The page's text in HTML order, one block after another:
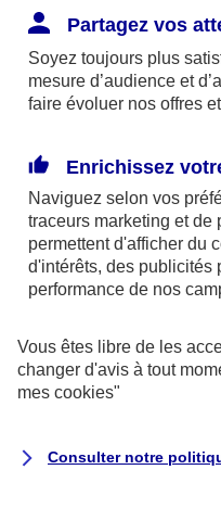
disponibles sur le
AXA France IARD
mandataires
246 et n°13 005
surwww.orias.fr)
AXA Assistance
S.A au capital de
Siège social :
8-10, rue Paul
Partagez vos
Soyez toujours plus
mesure d’audience et
faire évoluer nos offres
Enrichissez
Naviguez selon vos
traceurs marketing et de
permettent d'afficher du
d'intérêts, des publicités
performance de nos
Vous êtes libre de les
changer d'avis à tout
mes cookies"
Consulter notre